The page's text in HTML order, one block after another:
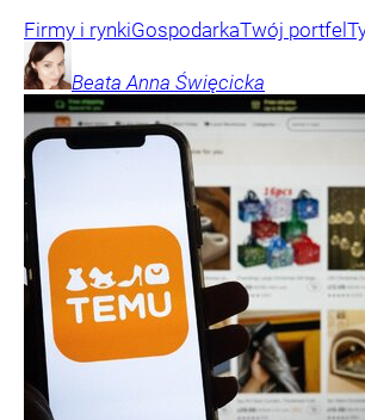
Firmy i rynkiGospodarkaTwój portfel
Beata Anna Święcicka